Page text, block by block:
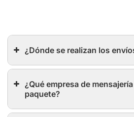
¿Dónde se realizan los
¿Qué empresa de
paquete?